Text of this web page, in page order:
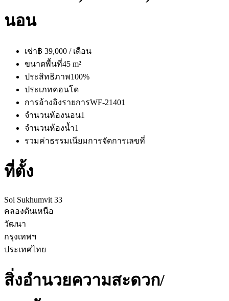
นอน
เช่า฿ 39,000 / เดือน
ขนาดพื้นที่45 m²
ประสิทธิภาพ100%
ประเภทคอนโด
การอ้างอิงรายการWF-21401
จำนวนห้องนอน1
จำนวนห้องน้ำ1
รวมค่าธรรมเนียมการจัดการเลขที่
ที่ตั้ง
Soi Sukhumvit 33
คลองตันเหนือ
วัฒนา
กรุงเทพฯ
ประเทศไทย
สิ่งอำนวยความสะดวก/